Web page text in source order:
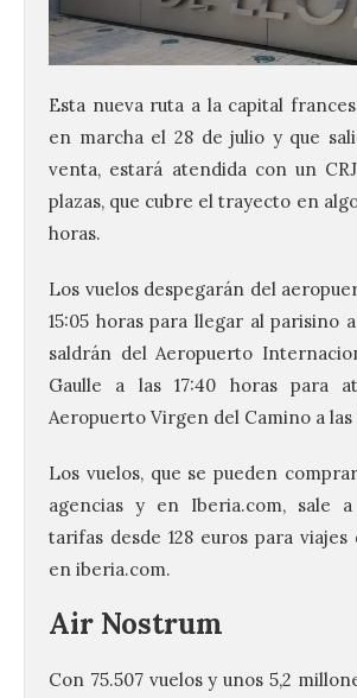
Esta nueva ruta a la capital
en marcha el 28 de julio y que
venta, estará atendida con un
plazas, que cubre el trayecto en
horas.
Los vuelos despegarán del
15:05 horas para llegar al parisino
saldrán del Aeropuerto
Gaulle a las 17:40 horas para
Aeropuerto Virgen del Camino a las
Los vuelos, que se pueden
agencias y en Iberia.com, sale
tarifas desde 128 euros para
en iberia.com.
Air Nostrum
Con 75.507 vuelos y unos 5,2